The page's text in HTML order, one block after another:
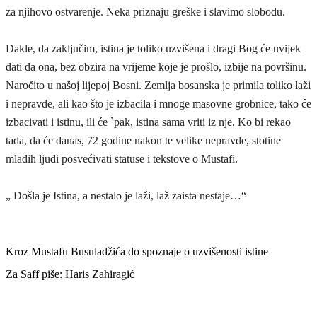
za njihovo ostvarenje. Neka priznaju greške i slavimo slobodu.
Dakle, da zaključim, istina je toliko uzvišena i dragi Bog će uvijek
dati da ona, bez obzira na vrijeme koje je prošlo, izbije na površinu.
Naročito u našoj lijepoj Bosni. Zemlja bosanska je primila toliko laži
i nepravde, ali kao što je izbacila i mnoge masovne grobnice, tako će
izbacivati i istinu, ili će `pak, istina sama vriti iz nje. Ko bi rekao
tada, da će danas, 72 godine nakon te velike nepravde, stotine
mladih ljudi posvećivati statuse i tekstove o Mustafi.
„ Došla je Istina, a nestalo je laži, laž zaista nestaje…“
Kroz Mustafu Busuladžića do spoznaje o uzvišenosti istine
Za Saff piše: Haris Zahiragić